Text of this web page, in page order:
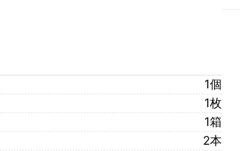
1個
1枚
1箱
2本